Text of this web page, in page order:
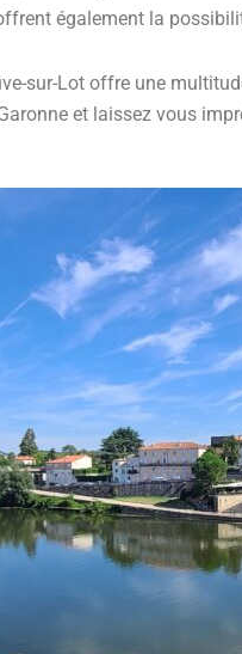
également la
sur-Lot offre une
et laissez vous